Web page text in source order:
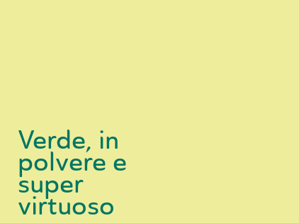
Verde, in
polvere e
super
virtuoso